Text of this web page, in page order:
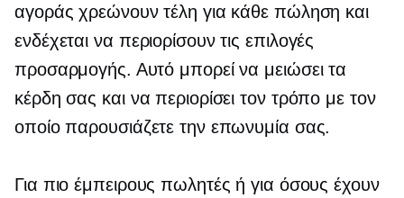
αγοράς χρεώνουν τέλη για κάθε πώληση και
ενδέχεται να περιορίσουν τις επιλογές
προσαρμογής. Αυτό μπορεί να μειώσει τα
κέρδη σας και να περιορίσει τον τρόπο με τον
οποίο παρουσιάζετε την επωνυμία σας.
Για πιο έμπειρους πωλητές ή για όσους έχουν